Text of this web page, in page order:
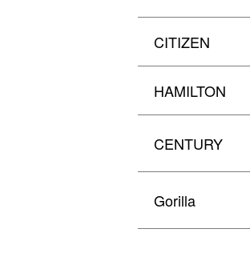
CITIZEN
HAMILTON
CENTURY
Gorilla